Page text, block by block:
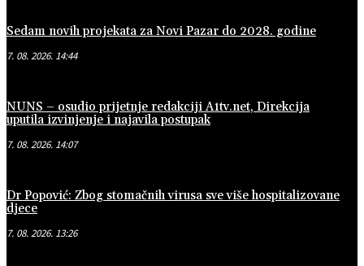
Sedam novih projekata za Novi Pazar do 2028. godine
7. 08. 2026. 14:44
NUNS – osudio prijetnje redakciji A1tv.net, Direkcija
uputila izvinjenje i najavila postupak
7. 08. 2026. 14:07
Dr Popović: Zbog stomačnih virusa sve više hospitalizovane
djece
7. 08. 2026. 13:26